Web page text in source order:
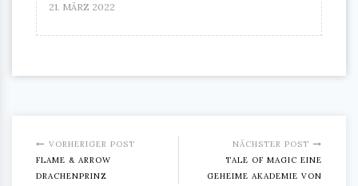
21. MÄRZ 2022
VORHERIGER POST
FLAME & ARROW
DRACHENPRINZ
NÄCHSTER POST
TALE OF MAGIC EINE
GEHEIME AKADEMIE VON